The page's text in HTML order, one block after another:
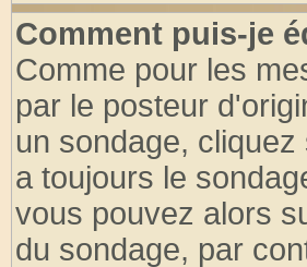
Comment puis-je
Comme pour les
par le posteur
un sondage,
a toujours le
vous pouvez alors
du sondage, par